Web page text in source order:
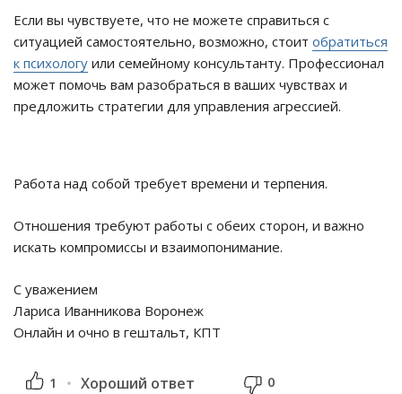
Если вы чувствуете, что не можете справиться с
ситуацией самостоятельно, возможно, стоит обратиться
к психологу или семейному консультанту. Профессионал
может помочь вам разобраться в ваших чувствах и
предложить стратегии для управления агрессией.
Работа над собой требует времени и терпения.
Отношения требуют работы с обеих сторон, и важно
искать компромиссы и взаимопонимание.
С уважением
Лариса Иванникова Воронеж
Онлайн и очно в гештальт, КПТ
1 Хороший ответ 0